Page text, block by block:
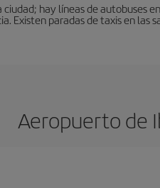
hay líneas de autobuses
Existen paradas de taxis en las
Aeropuerto de